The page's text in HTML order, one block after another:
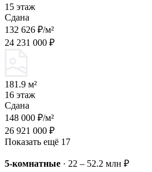
15 этаж
Сдана
132 626 ₽/м²
24 231 000 ₽
181.9 м²
16 этаж
Сдана
148 000 ₽/м²
26 921 000 ₽
Показать ещё 17
5-комнатные · 22 – 52.2 млн ₽